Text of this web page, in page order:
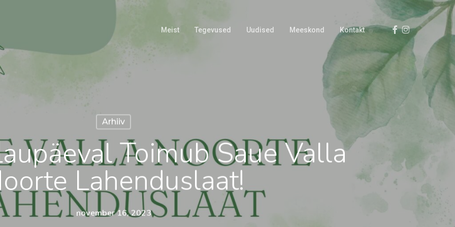
Meist Tegevused Uudised Meeskond Kontakt Facebook
Instagram
Arhiiv
Toimub Saue Valla
Lahenduslaat!
november 16, 2023